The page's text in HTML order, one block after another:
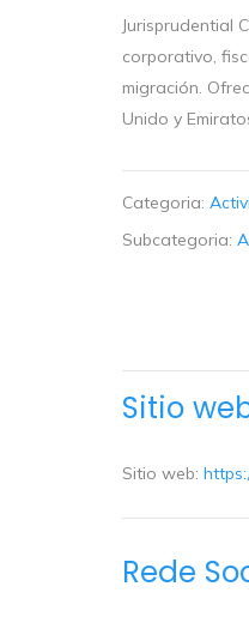
Jurisprudential
corporativo,
migración.
Unido y
Categoria:
Subcategoria:
Sitio
Sitio web:
Rede